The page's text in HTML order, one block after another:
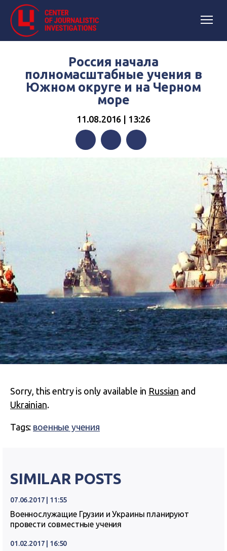
Россия начала
полномасштабные учения в
Южном округе и на Черном
море
11.08.2016 | 13:26
Facebook
Sorry, this entry is only available in Russian and
Ukrainian.
Tags: военные учения
SIMILAR POSTS
07.06.2017 | 11:55
Военнослужащие Грузии и Украины планируют
провести совместные учения
01.02.2017 | 16:50